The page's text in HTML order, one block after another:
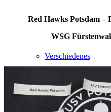
Verschiedenes
Red Hawks Potsdam –
WSG